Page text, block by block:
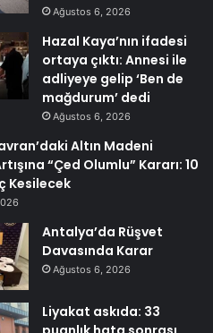
Ağustos 6, 2026
Hazal Kaya’nın ifadesi
ortaya çıktı: Annesi ile
adliyeye gelip ‘Ben de
mağdurum’ dedi
Ağustos 6, 2026
Altın Madeni
“Çed Olumlu” Kararı: 10
Kesilecek
Antalya’da Rüşvet
Davasında Karar
Ağustos 6, 2026
Liyakat askıda: 33